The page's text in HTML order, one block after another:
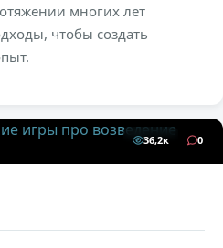
многих лет
чтобы создать
36,2к 0